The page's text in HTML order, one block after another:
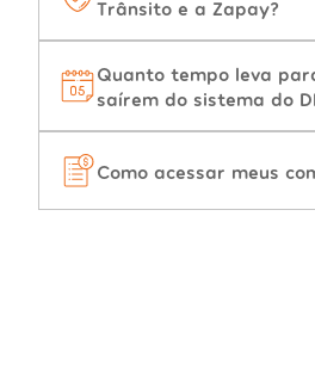
Trânsito e a Zapay?
Quanto tempo leva
saírem do sistema do
Como acessar meus